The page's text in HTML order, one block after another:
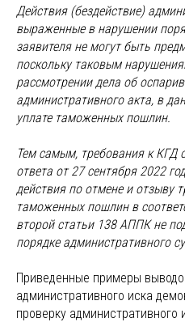
Действия (бездействие)
выраженные в нарушении
заявителя не могут быть
поскольку таковым
рассмотрении дела об
административного акта, в
уплате таможенных пошлин.
Тем самым, требования к КГД
ответа от 27 сентября 2022
действия по отмене и отзыву
таможенных пошлин в
второй статьи 138 АППК не
порядке административного
Приведенные примеры
административного иска
проверку административного